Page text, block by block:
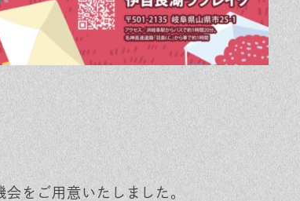
をご用意いたしました。